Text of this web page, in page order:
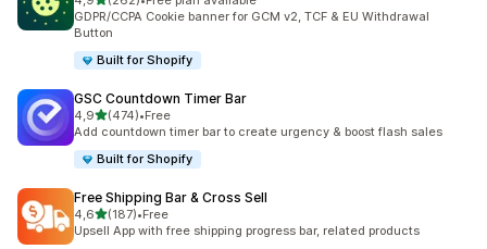
toplam 262 değerlendirme
GDPR/CCPA Cookie banner for GCM v2, TCF & EU Withdrawal
Button
Built for Shopify
GSC Countdown Timer Bar
4,95 yıldız üzerinden
(474)
toplam 474 değerlendirme
•Free
Add countdown timer bar to create urgency & boost flash sales
Built for Shopify
Free Shipping Bar & Cross Sell
4,65 yıldız üzerinden
(187)
toplam 187 değerlendirme
•Free
Upsell App with free shipping progress bar, related products